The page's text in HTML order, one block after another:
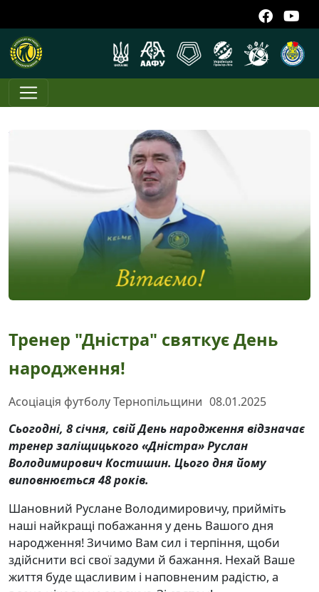
Тренер "Дністра" святкує День
народження!
Асоціація футболу Тернопільщини 08.01.2025
Сьогодні, 8 січня, свій День народження відзначає
тренер заліщицького «Дністра» Руслан
Володимирович Костишин. Цього дня йому
виповнюється 48 років.
Шановний Руслане Володимировичу, прийміть
наші найкращі побажання у день Вашого дня
народження! Зичимо Вам сил і терпіння, щоби
здійснити всі свої задуми й бажання. Нехай Ваше
життя буде щасливим і наповненим радістю, а